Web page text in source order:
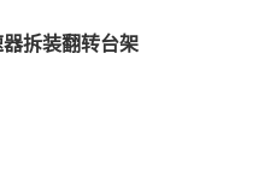
拆装翻转台架